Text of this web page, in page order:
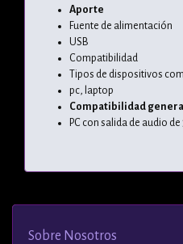
Aporte
Fuente de alimentación
USB
Compatibilidad
Tipos de dispositivos
pc, laptop
Compatibilidad general
PC con salida de audio
Sobre Nosotros